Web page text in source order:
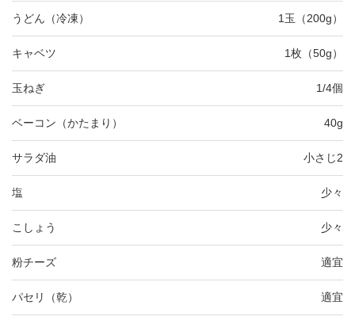
うどん（冷凍） 1玉（200g）
キャベツ 1枚（50g）
玉ねぎ 1/4個
ベーコン（かたまり） 40g
サラダ油 小さじ2
塩 少々
こしょう 少々
粉チーズ 適宜
パセリ（乾） 適宜